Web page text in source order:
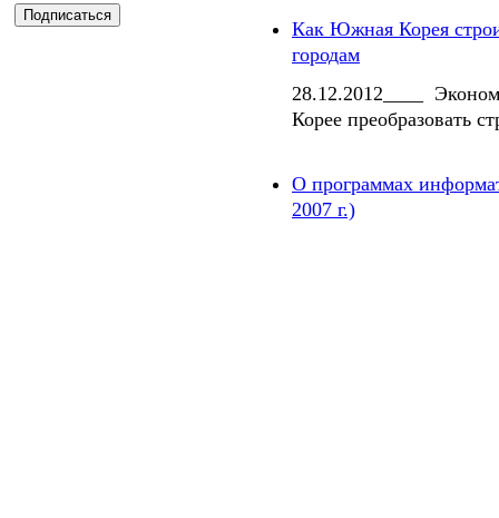
Как Южная Корея
городам
28.12.2012____
Корее преобразовать
О программах
2007 г.)